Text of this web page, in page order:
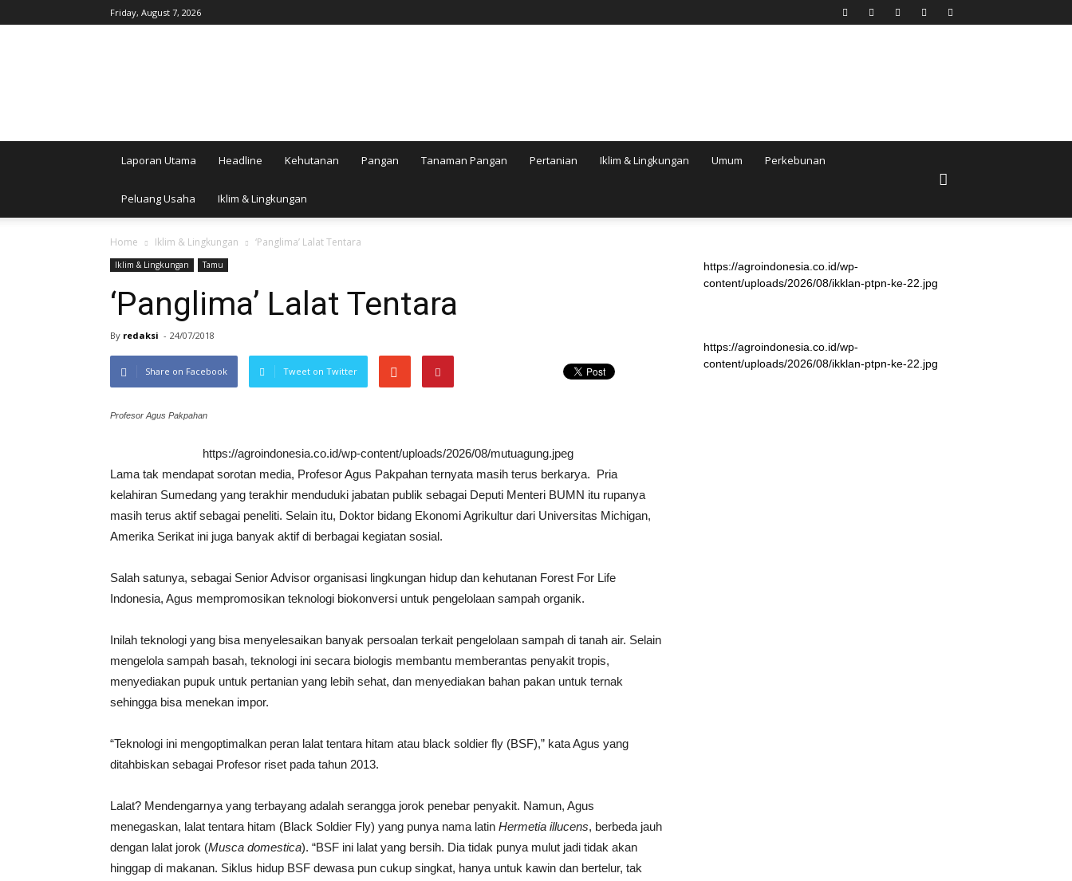
Friday, August 7, 2026
Laporan Utama Headline Kehutanan Pangan Tanaman Pangan Pertanian Iklim & Lingkungan Umum Perkebunan
Peluang Usaha Iklim & Lingkungan
Home Iklim & Lingkungan ‘Panglima’ Lalat Tentara
Iklim & Lingkungan Tamu
‘Panglima’ Lalat Tentara
By redaksi - 24/07/2018
Share on Facebook Tweet on Twitter
Profesor Agus Pakpahan
https://agroindonesia.co.id/wp-content/uploads/2026/08/mutuagung.jpeg
Lama tak mendapat sorotan media, Profesor Agus Pakpahan ternyata masih terus berkarya. Pria
kelahiran Sumedang yang terakhir menduduki jabatan publik sebagai Deputi Menteri BUMN itu rupanya
masih terus aktif sebagai peneliti. Selain itu, Doktor bidang Ekonomi Agrikultur dari Universitas Michigan,
Amerika Serikat ini juga banyak aktif di berbagai kegiatan sosial.
Salah satunya, sebagai Senior Advisor organisasi lingkungan hidup dan kehutanan Forest For Life
Indonesia, Agus mempromosikan teknologi biokonversi untuk pengelolaan sampah organik.
Inilah teknologi yang bisa menyelesaikan banyak persoalan terkait pengelolaan sampah di tanah air. Selain
mengelola sampah basah, teknologi ini secara biologis membantu memberantas penyakit tropis,
menyediakan pupuk untuk pertanian yang lebih sehat, dan menyediakan bahan pakan untuk ternak
sehingga bisa menekan impor.
“Teknologi ini mengoptimalkan peran lalat tentara hitam atau black soldier fly (BSF),” kata Agus yang
ditahbiskan sebagai Profesor riset pada tahun 2013.
Lalat? Mendengarnya yang terbayang adalah serangga jorok penebar penyakit. Namun, Agus
menegaskan, lalat tentara hitam (Black Soldier Fly) yang punya nama latin Hermetia illucens, berbeda jauh
dengan lalat jorok (Musca domestica). “BSF ini lalat yang bersih. Dia tidak punya mulut jadi tidak akan
hinggap di makanan. Siklus hidup BSF dewasa pun cukup singkat, hanya untuk kawin dan bertelur, tak
https://agroindonesia.co.id/wp-
content/uploads/2026/08/ikklan-ptpn-ke-22.jpg
https://agroindonesia.co.id/wp-
content/uploads/2026/08/ikklan-ptpn-ke-22.jpg